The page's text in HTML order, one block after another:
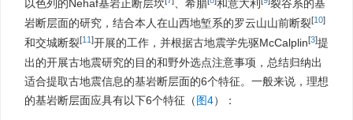
以色列的Nehaf基岩正断层坎 、希腊 和意大利
裂谷系的基
岩断层面的研究，结合本人在山西地堑系的罗云山山前断裂[10]
和交城断裂[11]开展的工作，并根据古地震学先驱McCalplin[3]提
出的开展古地震研究的目的和野外选点注意事项，总结归纳出
适合提取古地震信息的基岩断层面的6个特征。一般来说，理想
的基岩断层面应具有以下6个特征（图4）：